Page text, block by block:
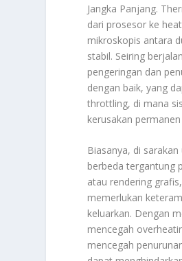
Jangka Panjang.
dari prosesor ke
mikroskopis antara
stabil. Seiring
pengeringan dan
dengan baik, yang
throttling, di mana
kerusakan
Biasanya, di
berbeda tergantung
atau rendering
memerlukan
keluarkan. Dengan
mencegah
mencegah